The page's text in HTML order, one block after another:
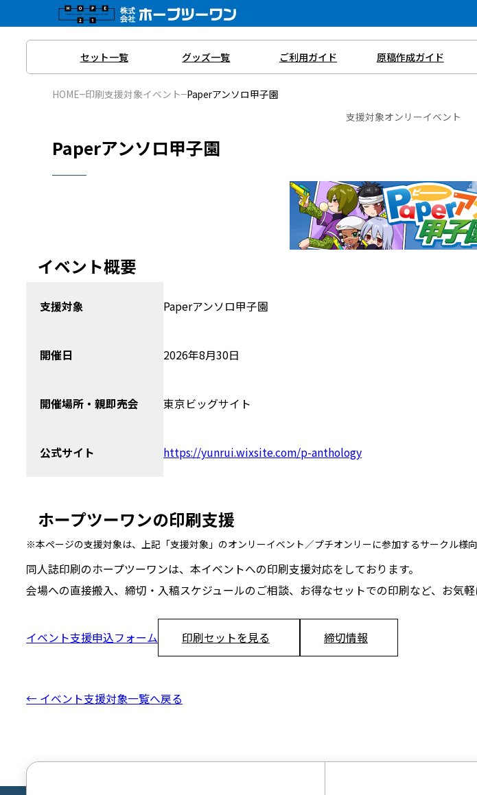
容
セット一覧 グッズ一覧 ご利用ガイド 原稿作成ガイド
HOME 印刷支援対象イベント Paperアンソロ甲子園
支援対象オンリーイベント
Paperアンソロ甲子園
イベント概要
支援対象 Paperアンソロ甲子園
開催日 2026年8月30日
開催場所・親即売会 東京ビッグサイト
公式サイト https://yunrui.wixsite.com/p-anthology
ホープツーワンの印刷支援
本ページの支援対象は、上記「支援対象」のオンリーイベント／プチオンリーに参加するサークル様
同人誌印刷のホープツーワンは、本イベントへの印刷支援対応をしております。
会場への直接搬入、締切・入稿スケジュールのご相談、お得なセットでの印刷など、お気軽
イベント支援申込フォーム 印刷セットを見る 締切情報
← イベント支援対象一覧へ戻る